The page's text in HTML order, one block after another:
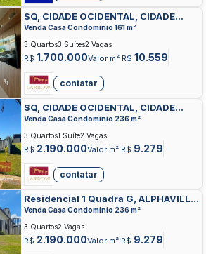
SQ, CIDADE OCIDENTAL, CIDADE
OCIDENTAL
Venda Casa Condominio 161 m²
R$ 1.700.000Valor m² R$ 10.559
3 Quartos3 Suítes2 Vagas
contatar
SQ, CIDADE OCIDENTAL, CIDADE
OCIDENTAL
Venda Casa Condominio 236 m²
R$ 2.190.000Valor m² R$ 9.279
3 Quartos1 Suíte2 Vagas
contatar
Residencial 1 Quadra G, ALPHAVILLE
BRASILIA, CIDADE OCIDENTAL
Venda Casa Condominio 236 m²
R$ 2.190.000Valor m² R$ 9.279
3 Quartos2 Vagas